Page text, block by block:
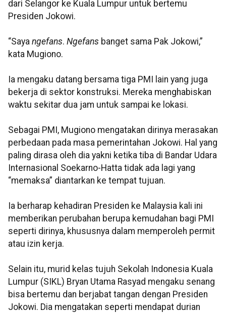
dari Selangor ke Kuala Lumpur untuk bertemu
Presiden Jokowi.
“Saya ngefans. Ngefans banget sama Pak Jokowi,”
kata Mugiono.
Ia mengaku datang bersama tiga PMI lain yang juga
bekerja di sektor konstruksi. Mereka menghabiskan
waktu sekitar dua jam untuk sampai ke lokasi.
Sebagai PMI, Mugiono mengatakan dirinya merasakan
perbedaan pada masa pemerintahan Jokowi. Hal yang
paling dirasa oleh dia yakni ketika tiba di Bandar Udara
Internasional Soekarno-Hatta tidak ada lagi yang
“memaksa” diantarkan ke tempat tujuan.
Ia berharap kehadiran Presiden ke Malaysia kali ini
memberikan perubahan berupa kemudahan bagi PMI
seperti dirinya, khususnya dalam memperoleh permit
atau izin kerja.
Selain itu, murid kelas tujuh Sekolah Indonesia Kuala
Lumpur (SIKL) Bryan Utama Rasyad mengaku senang
bisa bertemu dan berjabat tangan dengan Presiden
Jokowi. Dia mengatakan seperti mendapat durian